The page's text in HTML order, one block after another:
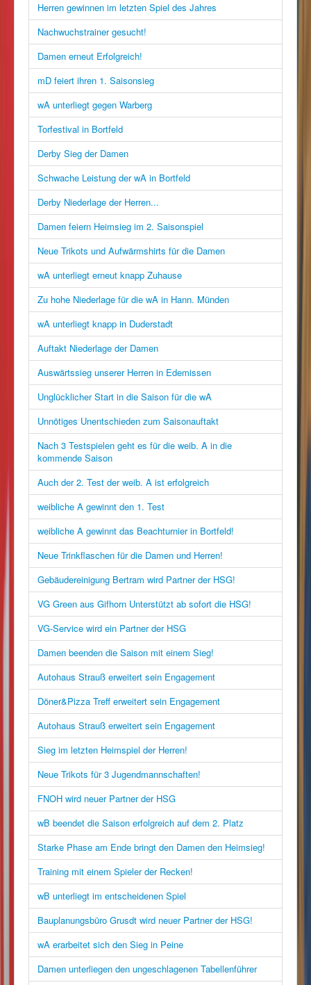
Herren gewinnen im letzten Spiel des Jahres
Nachwuchstrainer gesucht!
Damen erneut Erfolgreich!
mD feiert ihren 1. Saisonsieg
wA unterliegt gegen Warberg
Torfestival in Bortfeld
Derby Sieg der Damen
Schwache Leistung der wA in Bortfeld
Derby Niederlage der Herren...
Damen feiern Heimsieg im 2. Saisonspiel
Neue Trikots und Aufwärmshirts für die Damen
wA unterliegt erneut knapp Zuhause
Zu hohe Niederlage für die wA in Hann. Münden
wA unterliegt knapp in Duderstadt
Auftakt Niederlage der Damen
Auswärtssieg unserer Herren in Edemissen
Unglücklicher Start in die Saison für die wA
Unnötiges Unentschieden zum Saisonauftakt
Nach 3 Testspielen geht es für die weib. A in die
kommende Saison
Auch der 2. Test der weib. A ist erfolgreich
weibliche A gewinnt den 1. Test
weibliche A gewinnt das Beachturnier in Bortfeld!
Neue Trinkflaschen für die Damen und Herren!
Gebäudereinigung Bertram wird Partner der HSG!
VG Green aus Gifhorn Unterstützt ab sofort die HSG!
VG-Service wird ein Partner der HSG
Damen beenden die Saison mit einem Sieg!
Autohaus Strauß erweitert sein Engagement
Döner&Pizza Treff erweitert sein Engagement
Autohaus Strauß erweitert sein Engagement
Sieg im letzten Heimspiel der Herren!
Neue Trikots für 3 Jugendmannschaften!
FNOH wird neuer Partner der HSG
wB beendet die Saison erfolgreich auf dem 2. Platz
Starke Phase am Ende bringt den Damen den Heimsieg!
Training mit einem Spieler der Recken!
wB unterliegt im entscheidenen Spiel
Bauplanungsbüro Grusdt wird neuer Partner der HSG!
wA erarbeitet sich den Sieg in Peine
Damen unterliegen den ungeschlagenen Tabellenführer